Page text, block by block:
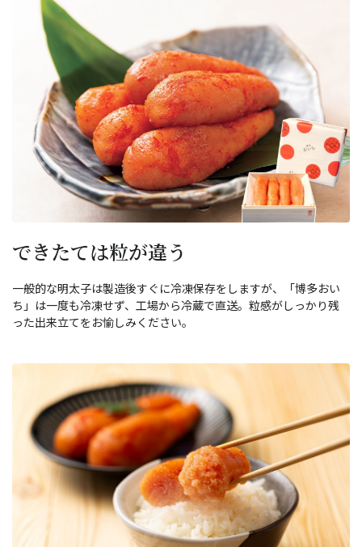
できたては粒が違う
一般的な明太子は製造後すぐに冷凍保存をしますが、「博多おい
ち」は一度も冷凍せず、工場から冷蔵で直送。粒感がしっかり残
った出来立てをお愉しみください。